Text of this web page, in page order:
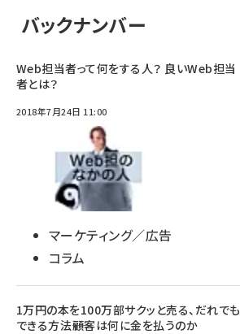
バックナンバー
Web担当者って何をする人？ 良いWeb担当
者とは？
2018年7月24日 11:00
マーケティング／広告
コラム
1万円の本を100万部サクッと売る、だれでも
できる方法――顧客は何に金を払うのか